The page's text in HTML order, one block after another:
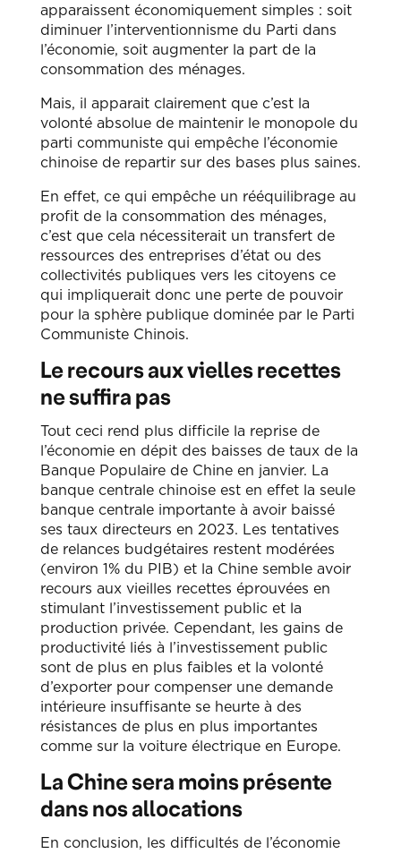
apparaissent économiquement simples : soit
diminuer l’interventionnisme du Parti dans
l’économie, soit augmenter la part de la
consommation des ménages.
Mais, il apparait clairement que c’est la
volonté absolue de maintenir le monopole du
parti communiste qui empêche l’économie
chinoise de repartir sur des bases plus saines.
En effet, ce qui empêche un rééquilibrage au
profit de la consommation des ménages,
c’est que cela nécessiterait un transfert de
ressources des entreprises d’état ou des
collectivités publiques vers les citoyens ce
qui impliquerait donc une perte de pouvoir
pour la sphère publique dominée par le Parti
Communiste Chinois.
Le recours aux vielles recettes
ne suffira pas
Tout ceci rend plus difficile la reprise de
l’économie en dépit des baisses de taux de la
Banque Populaire de Chine en janvier. La
banque centrale chinoise est en effet la seule
banque centrale importante à avoir baissé
ses taux directeurs en 2023. Les tentatives
de relances budgétaires restent modérées
(environ 1% du PIB) et la Chine semble avoir
recours aux vieilles recettes éprouvées en
stimulant l’investissement public et la
production privée. Cependant, les gains de
productivité liés à l’investissement public
sont de plus en plus faibles et la volonté
d’exporter pour compenser une demande
intérieure insuffisante se heurte à des
résistances de plus en plus importantes
comme sur la voiture électrique en Europe.
La Chine sera moins présente
dans nos allocations
En conclusion, les difficultés de l’économie